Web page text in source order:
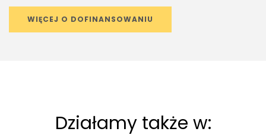
WIĘCEJ O DOFINANSOWANIU
Działamy także w: